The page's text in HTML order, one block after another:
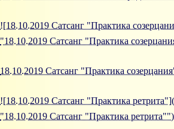
![18.10.2019 Сатсанг "Практика
"18.10.2019 Сатсанг "Практика
18.10.2019 Сатсанг "Практика
![18.10.2019 Сатсанг "Практика
"18.10.2019 Сатсанг "Практика ретрита"")